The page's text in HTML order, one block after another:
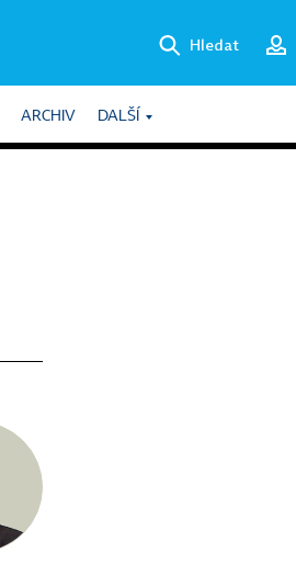
Hledat
ARCHIV DALŠÍ